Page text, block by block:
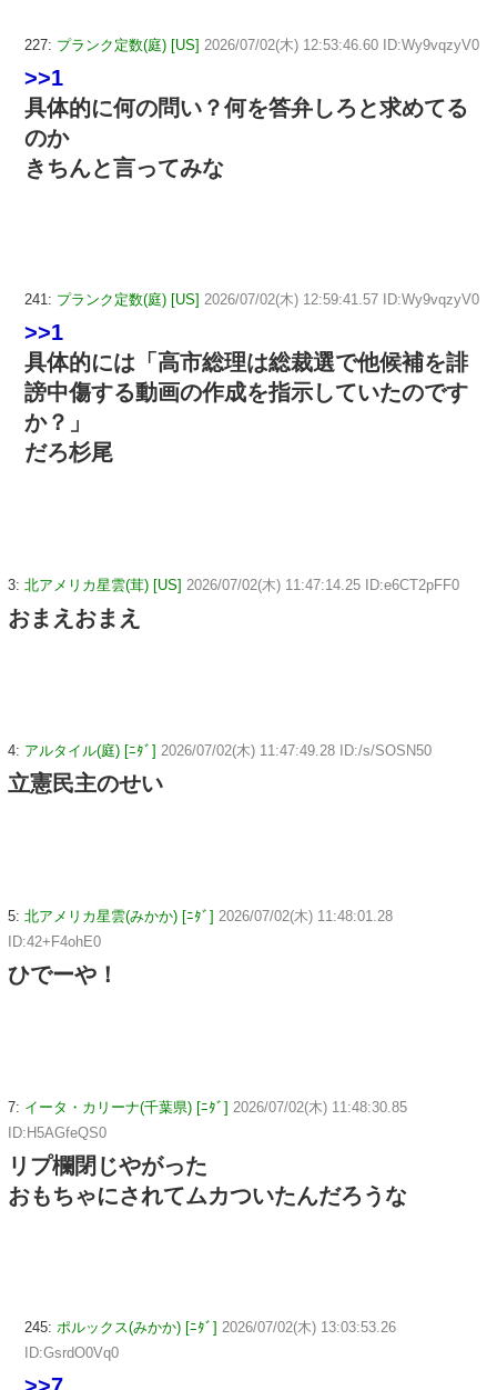
227: プランク定数(庭) [US] 2026/07/02(木) 12:53:46.60 ID:Wy9vqzyV0
>>1
具体的に何の問い？何を答弁しろと求めてる
のか
きちんと言ってみな
241: プランク定数(庭) [US] 2026/07/02(木) 12:59:41.57 ID:Wy9vqzyV0
>>1
具体的には「高市総理は総裁選で他候補を誹
謗中傷する動画の作成を指示していたのです
か？」
だろ杉尾
3: 北アメリカ星雲(茸) [US] 2026/07/02(木) 11:47:14.25 ID:e6CT2pFF0
おまえおまえ
4: アルタイル(庭) [ﾆﾀﾞ] 2026/07/02(木) 11:47:49.28 ID:/s/SOSN50
立憲民主のせい
5: 北アメリカ星雲(みかか) [ﾆﾀﾞ] 2026/07/02(木) 11:48:01.28
ID:42+F4ohE0
ひでーや！
7: イータ・カリーナ(千葉県) [ﾆﾀﾞ] 2026/07/02(木) 11:48:30.85
ID:H5AGfeQS0
リプ欄閉じやがった
おもちゃにされてムカついたんだろうな
245: ポルックス(みかか) [ﾆﾀﾞ] 2026/07/02(木) 13:03:53.26
ID:GsrdO0Vq0